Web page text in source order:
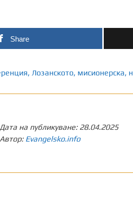
Share
, Лозанското, мисионерска,
Дата на публикуване: 28.04.2025
Автор: Evangelsko.info